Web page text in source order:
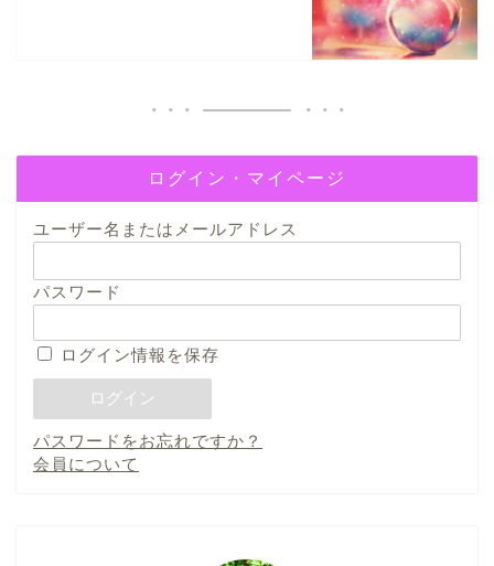
ログイン・マイページ
ユーザー名またはメールアドレス
パスワード
ログイン情報を保存
パスワードをお忘れですか？
会員について